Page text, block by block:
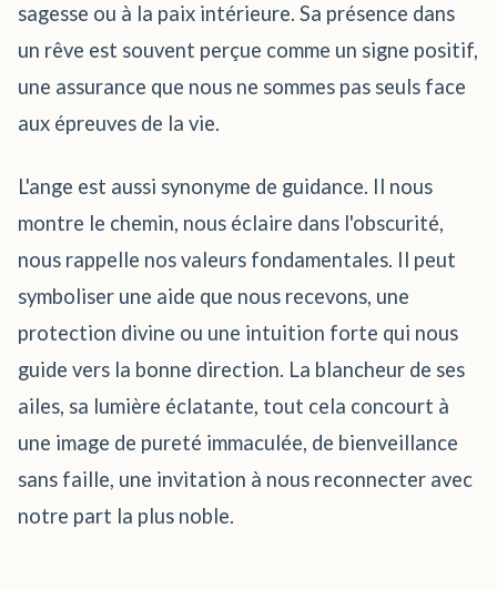
sagesse ou à la paix intérieure. Sa présence dans
un rêve est souvent perçue comme un signe positif,
une assurance que nous ne sommes pas seuls face
aux épreuves de la vie.
L'ange est aussi synonyme de guidance. Il nous
montre le chemin, nous éclaire dans l'obscurité,
nous rappelle nos valeurs fondamentales. Il peut
symboliser une aide que nous recevons, une
protection divine ou une intuition forte qui nous
guide vers la bonne direction. La blancheur de ses
ailes, sa lumière éclatante, tout cela concourt à
une image de pureté immaculée, de bienveillance
sans faille, une invitation à nous reconnecter avec
notre part la plus noble.